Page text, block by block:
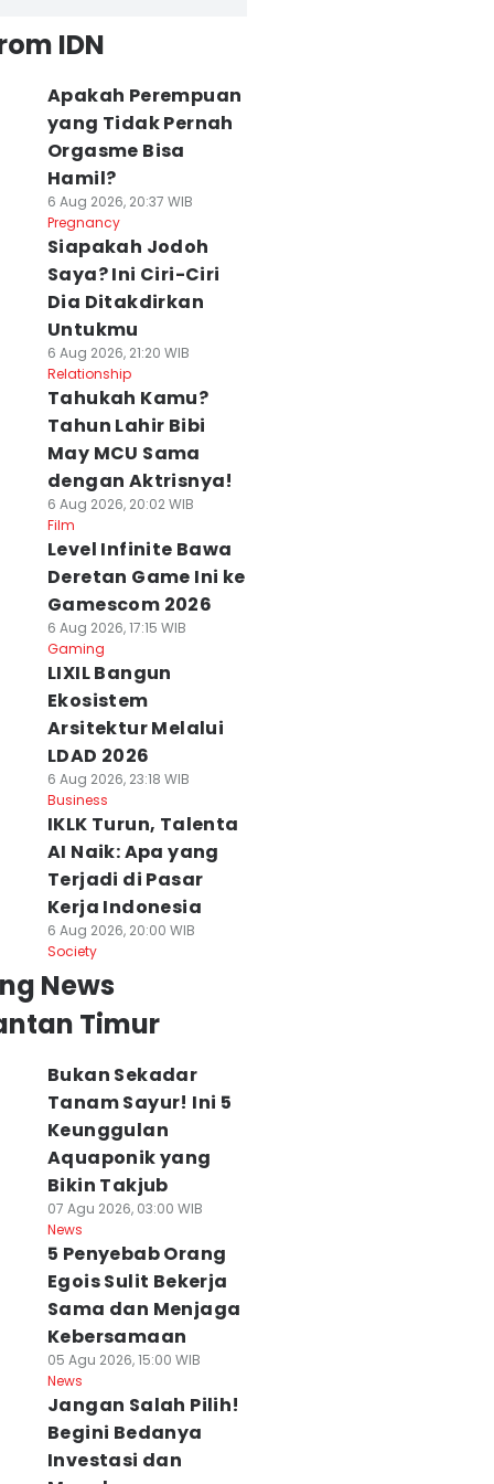
IDN
Apakah Perempuan
yang Tidak Pernah
Orgasme Bisa
Hamil?
6 Aug 2026, 20:37 WIB
Pregnancy
Siapakah Jodoh
Saya? Ini Ciri-Ciri
Dia Ditakdirkan
Untukmu
6 Aug 2026, 21:20 WIB
Relationship
Tahukah Kamu?
Tahun Lahir Bibi
May MCU Sama
dengan Aktrisnya!
6 Aug 2026, 20:02 WIB
Film
Level Infinite Bawa
Deretan Game Ini ke
Gamescom 2026
6 Aug 2026, 17:15 WIB
Gaming
LIXIL Bangun
Ekosistem
Arsitektur Melalui
LDAD 2026
6 Aug 2026, 23:18 WIB
Business
IKLK Turun, Talenta
AI Naik: Apa yang
Terjadi di Pasar
Kerja Indonesia
6 Aug 2026, 20:00 WIB
Society
News
Timur
Bukan Sekadar
Tanam Sayur! Ini 5
Keunggulan
Aquaponik yang
Bikin Takjub
07 Agu 2026, 03:00 WIB
News
5 Penyebab Orang
Egois Sulit Bekerja
Sama dan Menjaga
Kebersamaan
05 Agu 2026, 15:00 WIB
News
Jangan Salah Pilih!
Begini Bedanya
Investasi dan